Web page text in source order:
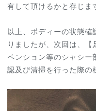
有して頂けるかと存じま
以上、ボディーの状態
りましたが、次回は、
ペンション等のシャシー
認及び清掃を行った際の